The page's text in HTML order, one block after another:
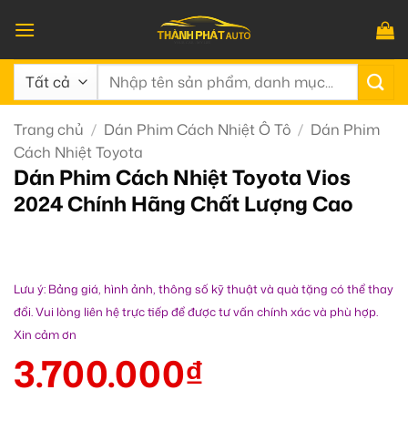
qua
nội
dung
Tìm
Trang chủ / Dán Phim Cách Nhiệt Ô Tô / Dán Phim
Cách Nhiệt Toyota
Dán Phim Cách Nhiệt Toyota Vios
2024 Chính Hãng Chất Lượng Cao
Lưu ý: Bảng giá, hình ảnh, thông số kỹ thuật và quà tặng có thể thay
đổi. Vui lòng liên hệ trực tiếp để được tư vấn chính xác và phù hợp.
Xin cảm ơn
3.700.000₫